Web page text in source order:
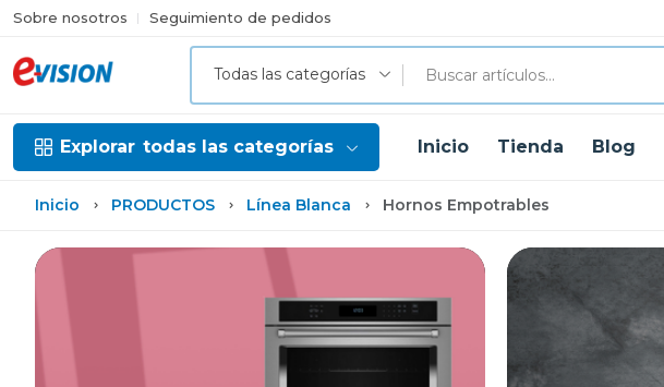
Sobre nosotros Seguimiento de pedidos
Todas las categorías
Explorar todas las categorías Inicio Tienda Blog
Inicio PRODUCTOS Línea Blanca Hornos Empotrables